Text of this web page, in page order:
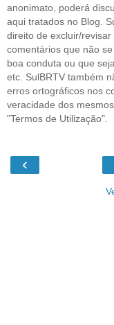
anonimato, poderá
aqui tratados no Blog.
direito de excluir/
comentários que não
boa conduta ou que
etc. SulBRTV também
erros ortográficos nos
veracidade dos
"Termos de Utilização".
‹